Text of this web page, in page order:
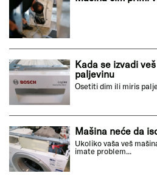
Kada se izvadi
paljevinu
Osetiti dim ili miris
Mašina neće da
Ukoliko vaša veš
imate problem...